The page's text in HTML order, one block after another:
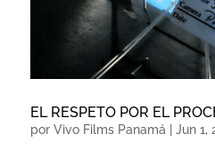
EL RESPETO POR EL
por Vivo Films Panamá Jun 1,